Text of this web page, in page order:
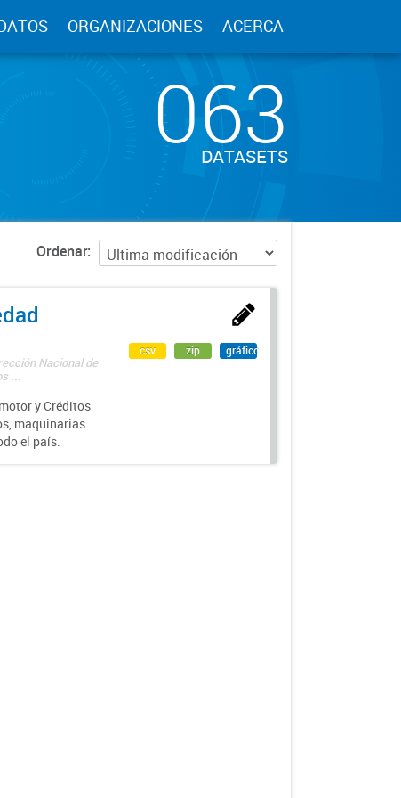
ORGANIZACIONES ACERCA
063
DATASETS
Ordenar
Nacional de
...
y Créditos
maquinarias
el país.
csv zip gráfico